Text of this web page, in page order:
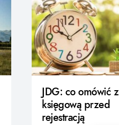
JDG: co omówić z
księgową przed
rejestracją